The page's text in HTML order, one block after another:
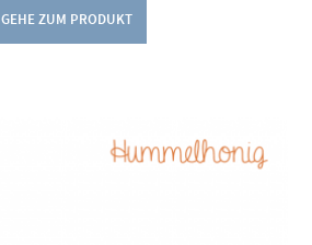
GEHE ZUM PRODUKT